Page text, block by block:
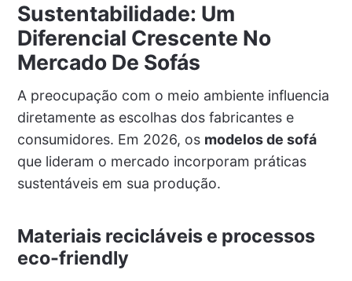
Sustentabilidade: Um
Diferencial Crescente No
Mercado De Sofás
A preocupação com o meio ambiente influencia
diretamente as escolhas dos fabricantes e
consumidores. Em 2026, os modelos de sofá
que lideram o mercado incorporam práticas
sustentáveis em sua produção.
Materiais recicláveis e processos
eco-friendly